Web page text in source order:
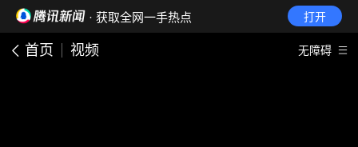
· 获取全网一手热点 打开
首页 视频 无障碍